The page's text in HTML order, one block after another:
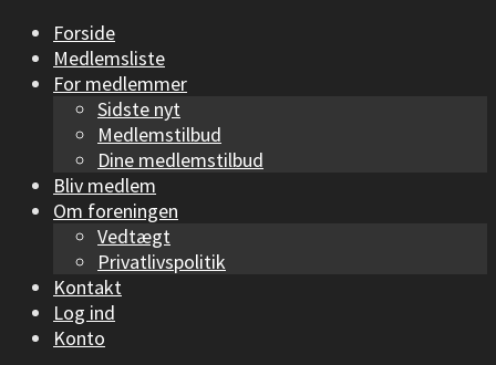
Forside
Medlemsliste
For medlemmer
Sidste nyt
Medlemstilbud
Dine medlemstilbud
Bliv medlem
Om foreningen
Vedtægt
Privatlivspolitik
Kontakt
Log ind
Konto